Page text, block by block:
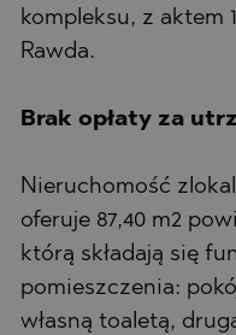
kompleksu, z aktem
Rawda.
Brak opłaty za
Nieruchomość
oferuje 87,40 m2
którą składają się
pomieszczenia:
własną toaletą,